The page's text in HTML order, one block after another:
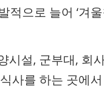
으로 늘어 ‘겨
시설, 군부대, 회
사를 하는 곳에